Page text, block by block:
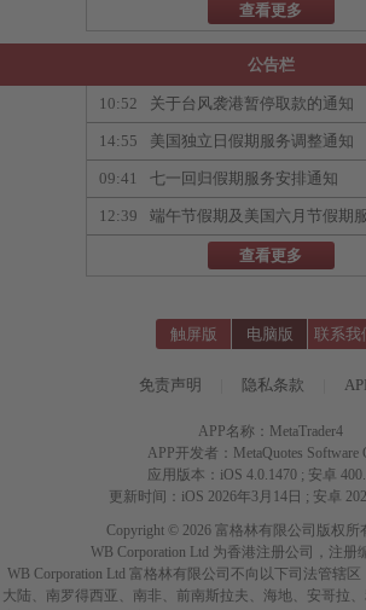
查看更多
公告栏
10:52 关于台风袭港暂停取款的通知
14:55 美国独立日假期服务调整通知
09:41 七一回归假期服务安排通知
12:39 端午节假期及美国六月节假期
查看更多
触屏版 电脑版 联系我
免责声明 隐私条款
APP名称：MetaTrader4
APP开发者：MetaQuotes Software
应用版本：iOS 4.0.1470 ; 安卓
更新时间：iOS 2026年3月14日 ; 安卓
Copyright © 2026 富格林有限公司版权所
WB Corporation Ltd 为香港注册公司，注册
WB Corporation Ltd 富格林有限公司不向以下司法管辖
大陆、南罗得西亚、南非、前南斯拉夫、海地、安哥拉